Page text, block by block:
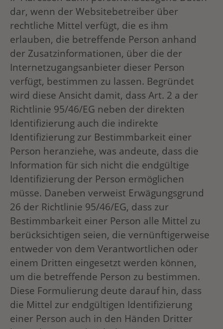
dar, wenn der Websitebetreiber über
rechtliche Mittel verfügt, die es ihm
erlauben, die betreffende Person anhand
der Zusatzinformationen, über die der
Internetzugangsanbieter dieser Person
verfügt, bestimmen zu lassen. Begründet
wird diese Ansicht damit, dass Art. 2 a der
Richtlinie 95/46/EG neben der direkten
Identifizierung auch die indirekte
Identifizierung zur Bestimmbarkeit einer
Person heranziehe, was andeute, dass die
Information für sich nicht die endgültige
Identifizierung der Person ermöglichen
müsse. Daneben verweist Erwägungsgrund
26 der Richtlinie 95/46/EG, dass zur
Bestimmbarkeit einer Person alle Mittel zu
berücksichtigen seien, die vernünftigerweise
entweder von dem Verantwortlichen oder
einem Dritten eingesetzt werden können,
um die betreffende Person zu bestimmen.
Diese Formulierung deute darauf hin, dass
die Mittel zur endgültigen Identifizierung
einer Person auch in den Händen Dritter